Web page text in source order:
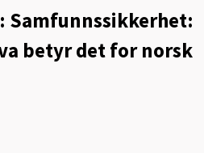
Samfunnssikkerhet:
betyr det for norsk